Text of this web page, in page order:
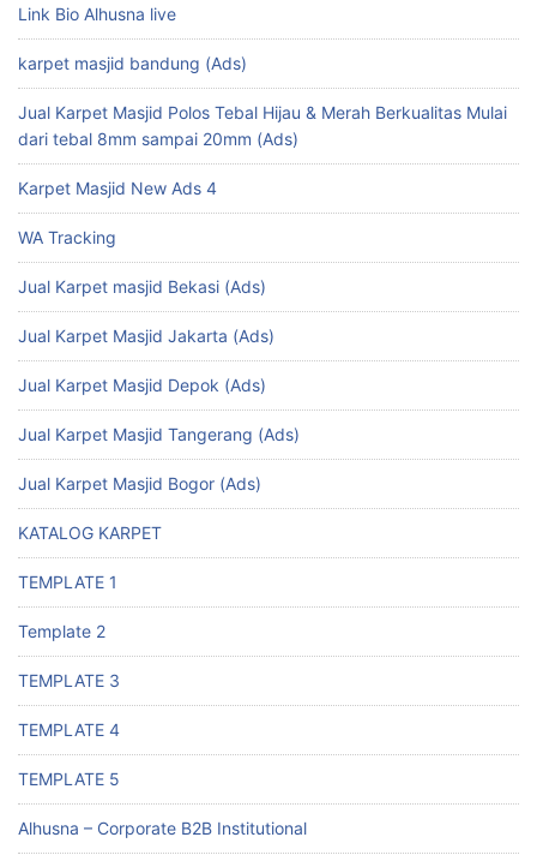
Link Bio Alhusna live
karpet masjid bandung (Ads)
Jual Karpet Masjid Polos Tebal Hijau & Merah Berkualitas Mulai
dari tebal 8mm sampai 20mm (Ads)
Karpet Masjid New Ads 4
WA Tracking
Jual Karpet masjid Bekasi (Ads)
Jual Karpet Masjid Jakarta (Ads)
Jual Karpet Masjid Depok (Ads)
Jual Karpet Masjid Tangerang (Ads)
Jual Karpet Masjid Bogor (Ads)
KATALOG KARPET
TEMPLATE 1
Template 2
TEMPLATE 3
TEMPLATE 4
TEMPLATE 5
Alhusna – Corporate B2B Institutional